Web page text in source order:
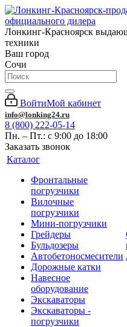
Лонкинг-Красноярск
техники
Ваш город
Сочи
ВойтиМой кабинет
info@lonking24.ru
8 (800) 222-05-14
Пн. – Пт.: с 9:00 до 18:00
Заказать звонок
Каталог
Фронтальные
погрузчики
Вилочные
погрузчики
Мини-погрузчики
Грейдеры
Бульдозеры
Автобетоносмесители
Дорожные катки
Навесное
оборудование
Экскаваторы
Экскаваторы -
погрузчики